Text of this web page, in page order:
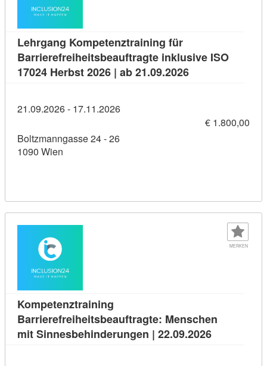
Lehrgang Kompetenztraining für
Barrierefreiheitsbeauftragte inklusive ISO
17024 Herbst 2026 | ab 21.09.2026Kursdetail:
21.09.2026 - 17.11.2026
€ 1.800,00
Boltzmanngasse 24 - 26
1090 Wien
MERKEN
Kompetenztraining
Barrierefreiheitsbeauftragte: Menschen
mit Sinnesbehinderungen | 22.09.2026Kursdetail: